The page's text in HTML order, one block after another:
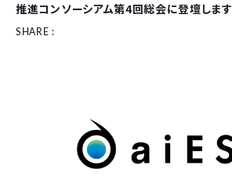
推進コンソーシアム第4回総会に登壇します
SHARE :